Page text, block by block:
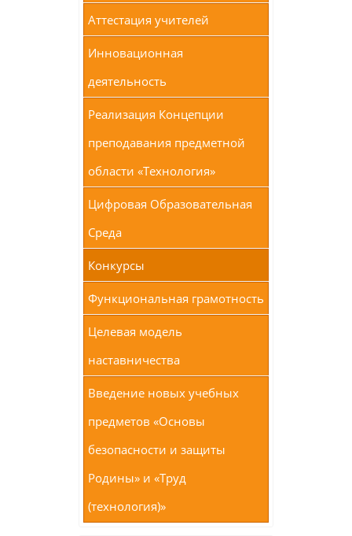
Аттестация учителей
Инновационная
деятельность
Реализация Концепции
преподавания предметной
области «Технология»
Цифровая Образовательная
Среда
Конкурсы
Функциональная грамотность
Целевая модель
наставничества
Введение новых учебных
предметов «Основы
безопасности и защиты
Родины» и «Труд
(технология)»